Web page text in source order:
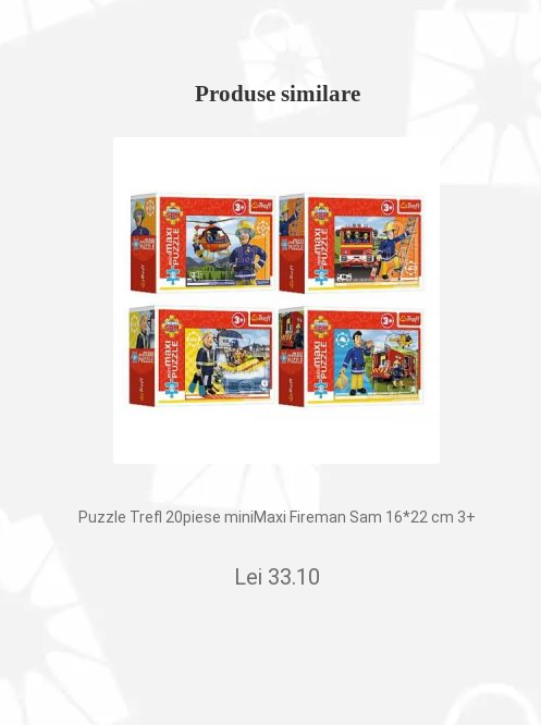
Produse similare
Puzzle Trefl 20piese miniMaxi Fireman Sam 16*22 cm 3+
Lei 33.10